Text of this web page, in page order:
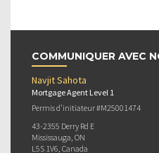
COMMUNIQUER AVEC
Navjit Sahota
Mortgage Agent Level 1
Permis d’initiateur #M25001474
43-2355 Derry Rd E
Mississauga, ON
L5S 1V6, Canada